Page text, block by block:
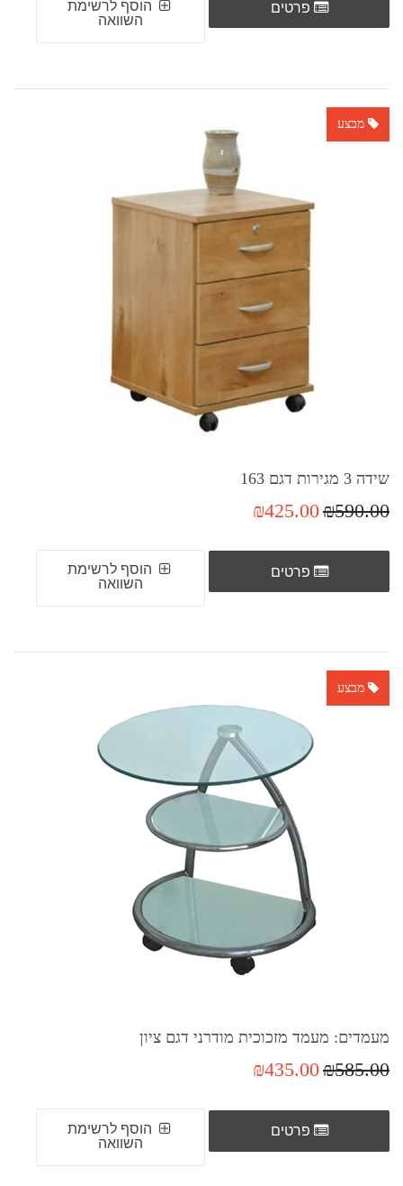
פרטים
הוסף לרשימת
השוואה
מבצע
שידה 3 מגירות דגם 163
₪590.00
₪425.00
פרטים
הוסף לרשימת
השוואה
מבצע
מעמדים: מעמד מזכוכית מודרני דגם ציון
₪585.00
₪435.00
פרטים
הוסף לרשימת
השוואה